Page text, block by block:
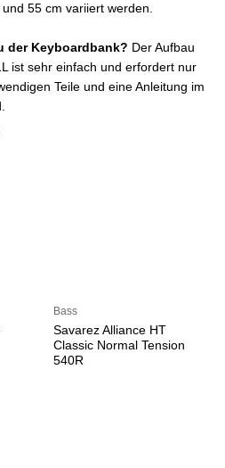
55 cm variiert werden.
der Keyboardbank? Der Aufbau
ist sehr einfach und erfordert nur
Teile und eine Anleitung im
Bass
Savarez Alliance HT
Classic Normal Tension
540R